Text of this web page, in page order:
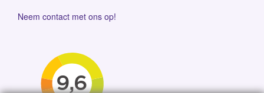
Neem contact met ons op!